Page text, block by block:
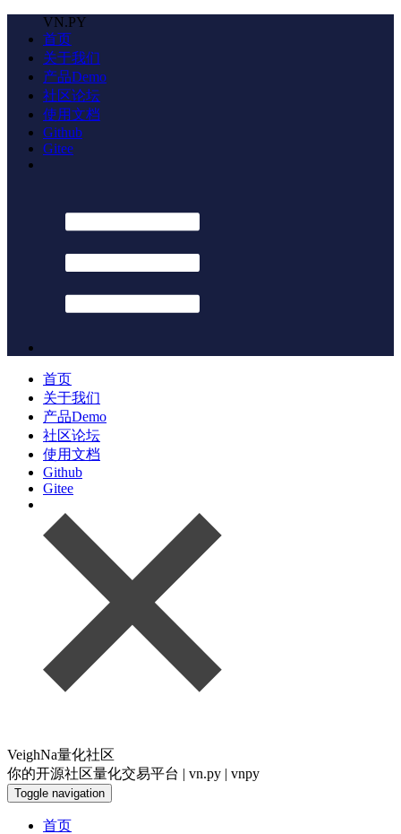
VN.PY
首页
关于我们
产品Demo
社区论坛
使用文档
Github
Gitee
首页
关于我们
产品Demo
社区论坛
使用文档
Github
Gitee
VeighNa量化社区
你的开源社区量化交易平台 | vn.py | vnpy
Toggle navigation
首页